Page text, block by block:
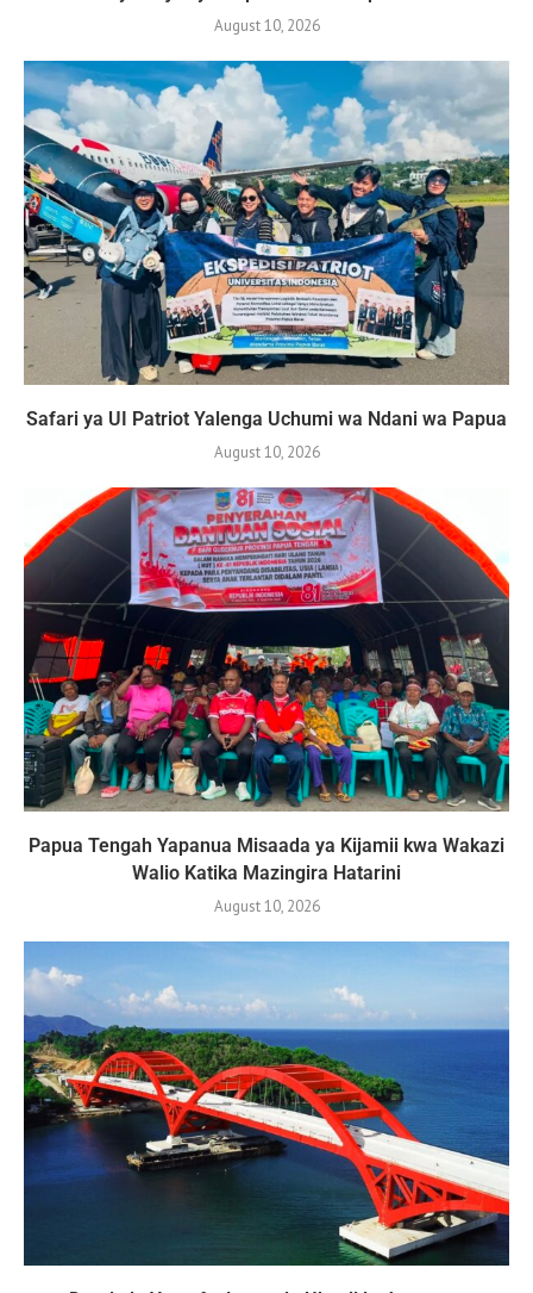
August 10, 2026
Safari ya UI Patriot Yalenga Uchumi wa Ndani wa Papua
August 10, 2026
Papua Tengah Yapanua Misaada ya Kijamii kwa Wakazi
Walio Katika Mazingira Hatarini
August 10, 2026